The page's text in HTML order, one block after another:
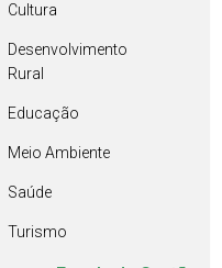
Cultura
Desenvolvimento
Rural
Educação
Meio Ambiente
Saúde
Turismo